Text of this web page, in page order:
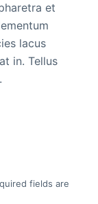
et
lacus
in. Tellus
fields are